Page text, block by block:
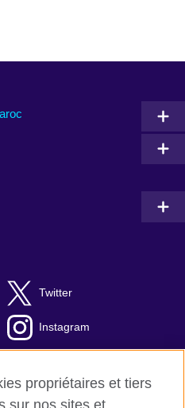
Twitter
Instagram
propriétaires et tiers
sur nos sites et